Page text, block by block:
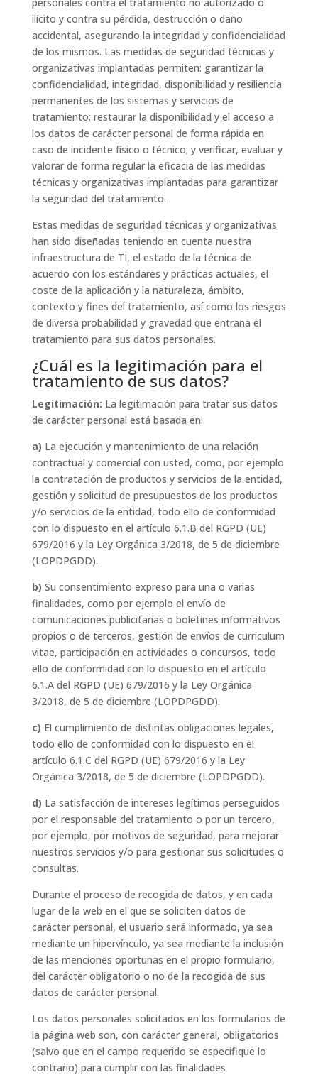
ilícito y contra su pérdida, destrucción o daño
accidental, asegurando la integridad y confidencialidad
de los mismos. Las medidas de seguridad técnicas y
organizativas implantadas permiten: garantizar la
confidencialidad, integridad, disponibilidad y resiliencia
permanentes de los sistemas y servicios de
tratamiento; restaurar la disponibilidad y el acceso a
los datos de carácter personal de forma rápida en
caso de incidente físico o técnico; y verificar, evaluar y
valorar de forma regular la eficacia de las medidas
técnicas y organizativas implantadas para garantizar
la seguridad del tratamiento.
Estas medidas de seguridad técnicas y organizativas
han sido diseñadas teniendo en cuenta nuestra
infraestructura de TI, el estado de la técnica de
acuerdo con los estándares y prácticas actuales, el
coste de la aplicación y la naturaleza, ámbito,
contexto y fines del tratamiento, así como los riesgos
de diversa probabilidad y gravedad que entraña el
tratamiento para sus datos personales.
¿Cuál es la legitimación para el
tratamiento de sus datos?
Legitimación: La legitimación para tratar sus datos
de carácter personal está basada en:
a) La ejecución y mantenimiento de una relación
contractual y comercial con usted, como, por ejemplo
la contratación de productos y servicios de la entidad,
gestión y solicitud de presupuestos de los productos
y/o servicios de la entidad, todo ello de conformidad
con lo dispuesto en el artículo 6.1.B del RGPD (UE)
679/2016 y la Ley Orgánica 3/2018, de 5 de diciembre
(LOPDPGDD).
b) Su consentimiento expreso para una o varias
finalidades, como por ejemplo el envío de
comunicaciones publicitarias o boletines informativos
propios o de terceros, gestión de envíos de curriculum
vitae, participación en actividades o concursos, todo
ello de conformidad con lo dispuesto en el artículo
6.1.A del RGPD (UE) 679/2016 y la Ley Orgánica
3/2018, de 5 de diciembre (LOPDPGDD).
c) El cumplimiento de distintas obligaciones legales,
todo ello de conformidad con lo dispuesto en el
artículo 6.1.C del RGPD (UE) 679/2016 y la Ley
Orgánica 3/2018, de 5 de diciembre (LOPDPGDD).
d) La satisfacción de intereses legítimos perseguidos
por el responsable del tratamiento o por un tercero,
por ejemplo, por motivos de seguridad, para mejorar
nuestros servicios y/o para gestionar sus solicitudes o
consultas.
Durante el proceso de recogida de datos, y en cada
lugar de la web en el que se soliciten datos de
carácter personal, el usuario será informado, ya sea
mediante un hipervínculo, ya sea mediante la inclusión
de las menciones oportunas en el propio formulario,
del carácter obligatorio o no de la recogida de sus
datos de carácter personal.
Los datos personales solicitados en los formularios de
la página web son, con carácter general, obligatorios
(salvo que en el campo requerido se especifique lo
contrario) para cumplir con las finalidades